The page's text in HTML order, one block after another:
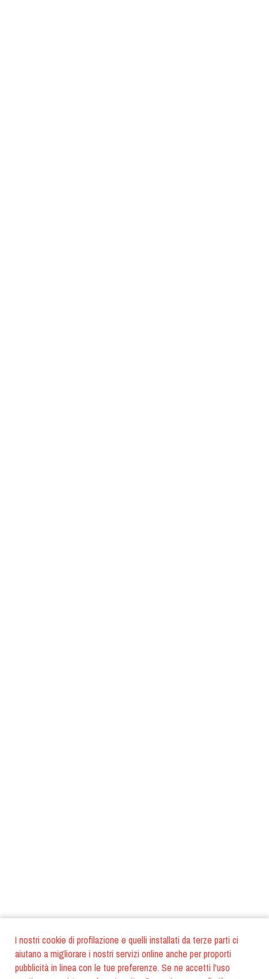
I nostri cookie di profilazione e quelli installati da terze parti ci
aiutano a migliorare i nostri servizi online anche per proporti
pubblicità in linea con le tue preferenze. Se ne accetti l'uso